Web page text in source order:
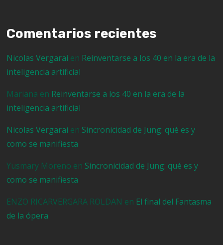
Comentarios recientes
Nicolas Vergarai en Reinventarse a los 40 en la era de la
inteligencia artificial
Mariana en Reinventarse a los 40 en la era de la
inteligencia artificial
Nicolas Vergarai en Sincronicidad de Jung: qué es y
como se manifiesta
Yusmary Moreno en Sincronicidad de Jung: qué es y
como se manifiesta
ENZO RICARVERGARA ROLDAN en El final del Fantasma
de la ópera